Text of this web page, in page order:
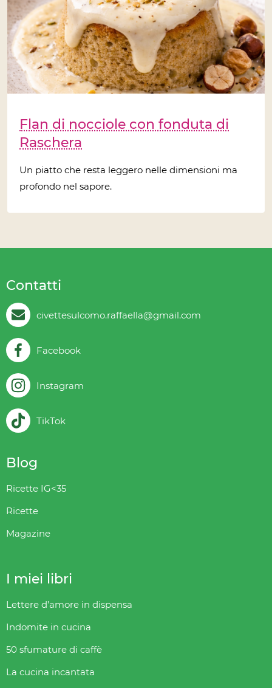
Flan di nocciole con fonduta di
Raschera
Un piatto che resta leggero nelle dimensioni ma
profondo nel sapore.
Contatti
civettesulcomo.raffaella@gmail.com
Facebook
Instagram
TikTok
Blog
Ricette IG<35
Ricette
Magazine
I miei libri
Lettere d’amore in dispensa
Indomite in cucina
50 sfumature di caffè
La cucina incantata